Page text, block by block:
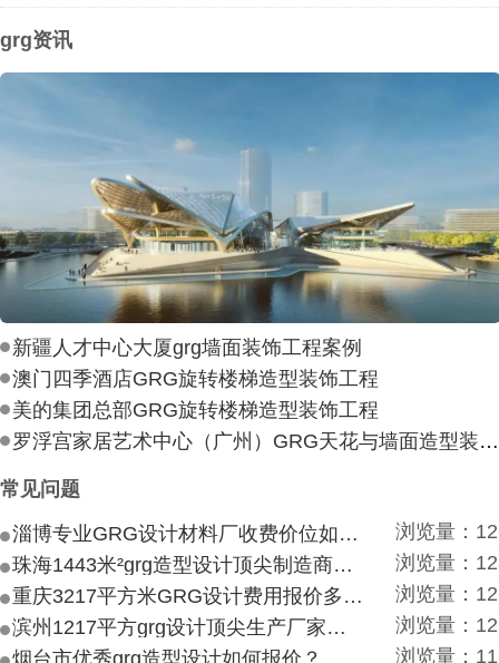
grg资讯
新疆人才中心大厦grg墙面装饰工程案例
澳门四季酒店GRG旋转楼梯造型装饰工程
美的集团总部GRG旋转楼梯造型装饰工程
罗浮宫家居艺术中心（广州）GRG天花与墙面造型装饰工程
常见问题
淄博专业GRG设计材料厂收费价位如何？
浏览量：
珠海1443米²grg造型设计顶尖制造商付费付费多少？
浏览量：
重庆3217平方米GRG设计费用报价多少？
浏览量：
滨州1217平方grg设计顶尖生产厂家价目如何？
浏览量：
烟台市优秀grg造型设计如何报价？
浏览量：